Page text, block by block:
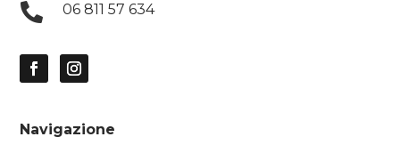
 06 811 57 634
Navigazione